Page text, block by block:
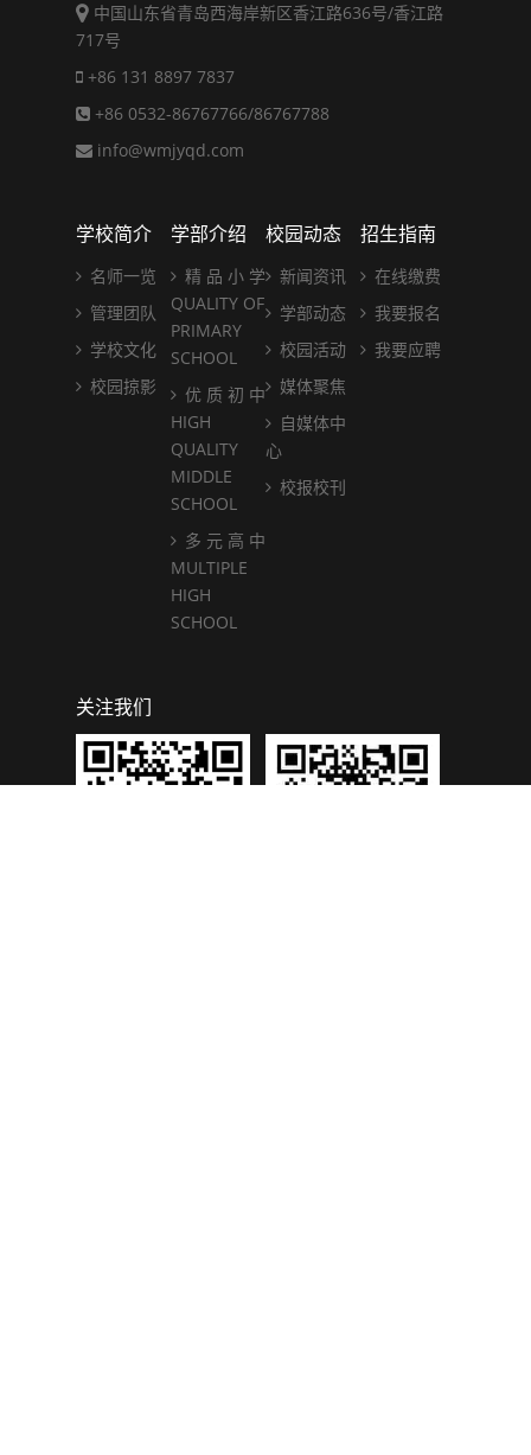
中国山东省青岛西海岸新区香江路636号/香江路
717号
+86 131 8897 7837
+86 0532-86767766/86767788
info@wmjyqd.com
学校简介
名师一览
管理团队
学校文化
校园掠影
学部介绍
精 品 小 学
QUALITY OF
PRIMARY
SCHOOL
优 质 初 中
HIGH
QUALITY
MIDDLE
SCHOOL
多 元 高 中
MULTIPLE
HIGH
SCHOOL
校园动态
新闻资讯
学部动态
校园活动
媒体聚焦
自媒体中
心
校报校刊
招生指南
在线缴费
我要报名
我要应聘
关注我们